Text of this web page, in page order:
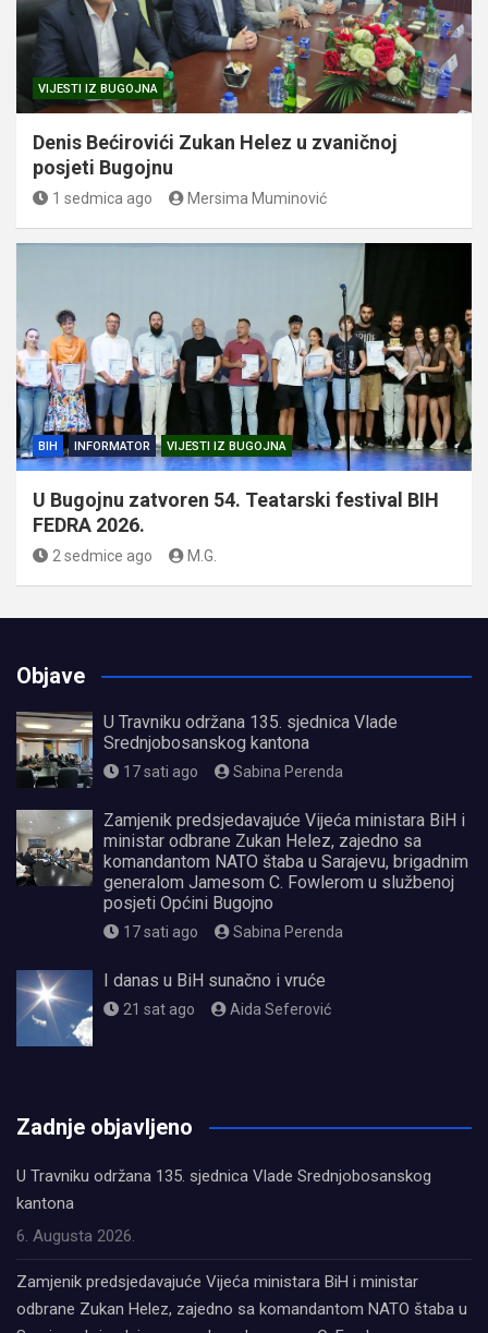
VIJESTI IZ BUGOJNA
Denis Bećirovići Zukan Helez u zvaničnoj
posjeti Bugojnu
1 sedmica ago Mersima Muminović
BIH INFORMATOR VIJESTI IZ BUGOJNA
U Bugojnu zatvoren 54. Teatarski festival BIH
FEDRA 2026.
2 sedmice ago M.G.
Objave
U Travniku održana 135. sjednica Vlade
Srednjobosanskog kantona
17 sati ago Sabina Perenda
Zamjenik predsjedavajuće Vijeća ministara BiH i
ministar odbrane Zukan Helez, zajedno sa
komandantom NATO štaba u Sarajevu, brigadnim
generalom Jamesom C. Fowlerom u službenoj
posjeti Općini Bugojno
17 sati ago Sabina Perenda
I danas u BiH sunačno i vruće
21 sat ago Aida Seferović
Zadnje objavljeno
U Travniku održana 135. sjednica Vlade Srednjobosanskog
kantona
6. Augusta 2026.
Zamjenik predsjedavajuće Vijeća ministara BiH i ministar
odbrane Zukan Helez, zajedno sa komandantom NATO štaba u